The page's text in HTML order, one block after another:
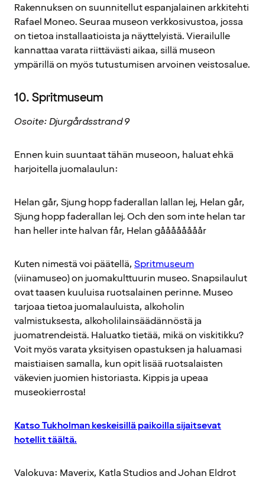
Rakennuksen on suunnitellut espanjalainen arkkitehti
Rafael Moneo. Seuraa museon verkkosivustoa, jossa
on tietoa installaatioista ja näyttelyistä. Vierailulle
kannattaa varata riittävästi aikaa, sillä museon
ympärillä on myös tutustumisen arvoinen veistosalue.
10. Spritmuseum
Osoite: Djurgårdsstrand 9
Ennen kuin suuntaat tähän museoon, haluat ehkä
harjoitella juomalaulun:
Helan går, Sjung hopp faderallan lallan lej, Helan går,
Sjung hopp faderallan lej. Och den som inte helan tar
han heller inte halvan får, Helan gåååååååår
Kuten nimestä voi päätellä, Spritmuseum
(viinamuseo) on juomakulttuurin museo. Snapsilaulut
ovat taasen kuuluisa ruotsalainen perinne. Museo
tarjoaa tietoa juomalauluista, alkoholin
valmistuksesta, alkoholilainsäädännöstä ja
juomatrendeistä. Haluatko tietää, mikä on viskitikku?
Voit myös varata yksityisen opastuksen ja haluamasi
maistiaisen samalla, kun opit lisää ruotsalaisten
väkevien juomien historiasta. Kippis ja upeaa
museokierrosta!
Katso Tukholman keskeisillä paikoilla sijaitsevat
hotellit täältä.
Valokuva: Maverix, Katla Studios and Johan Eldrot